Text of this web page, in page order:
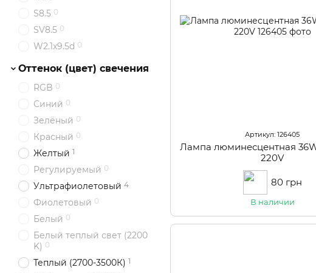
Артикул: 126405
Лампа люминесцентная
220V
80 грн
В наличии
S8.5 0
SV8.5 0
W2.1x9.5d 0
Оттенок (цвет) свечения
RGB 0
Синий 0
Зелёный 0
Красный 0
Желтый 1
Регулируемый 0
Ультрафиолетовый 4
Фиолетовый 0
Белый 0
Белый теплый свет (2200
K) 0
Теплый (2700-3500К) 1